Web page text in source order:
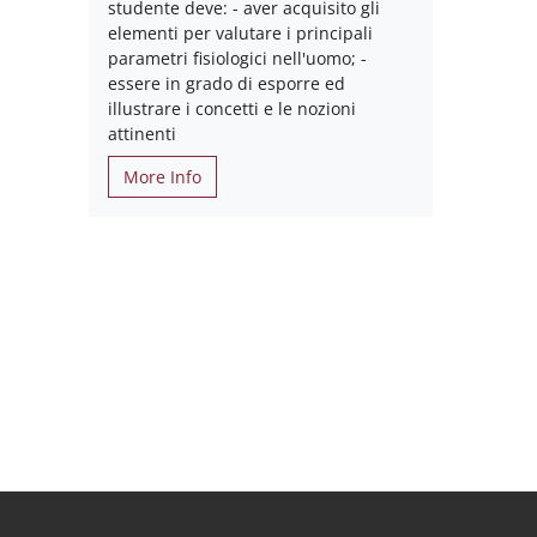
studente deve: - aver acquisito gli
elementi per valutare i principali
parametri fisiologici nell'uomo; -
essere in grado di esporre ed
illustrare i concetti e le nozioni
attinenti
More Info